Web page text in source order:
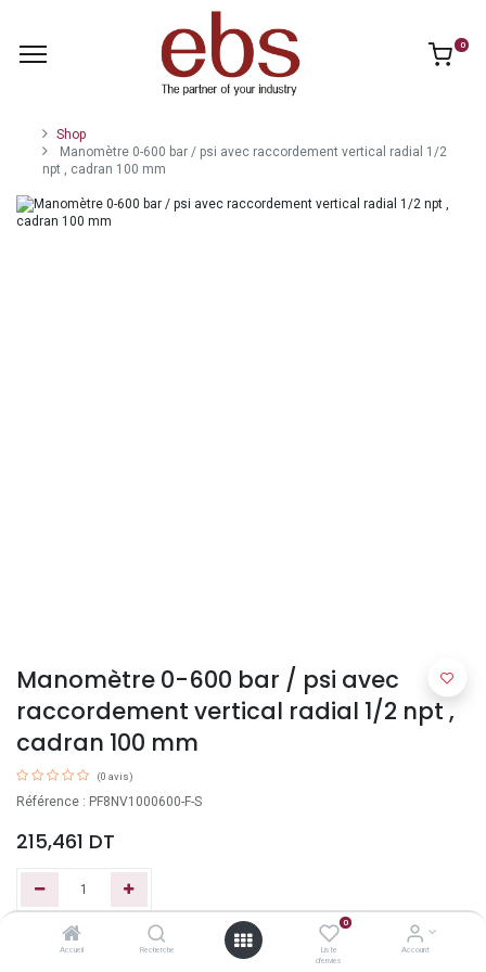
Accueil Recherche
0
Liste
d'envies
Account
0
Shop
Manomètre 0-600 bar / psi avec raccordement vertical radial 1/2
npt , cadran 100 mm
Manomètre 0-600 bar / psi avec
raccordement vertical radial 1/2 npt ,
cadran 100 mm
(0 avis)
Référence : PF8NV1000600-F-S
215,461 DT
Ajouter au panier